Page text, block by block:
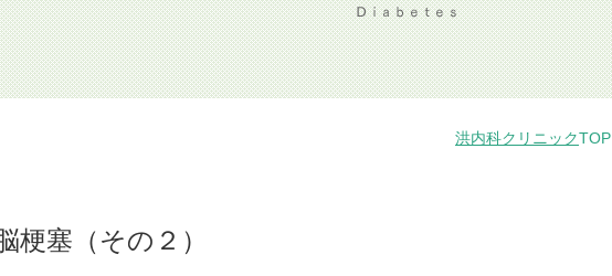
洪内科クリニックTOP
梗塞（その２）